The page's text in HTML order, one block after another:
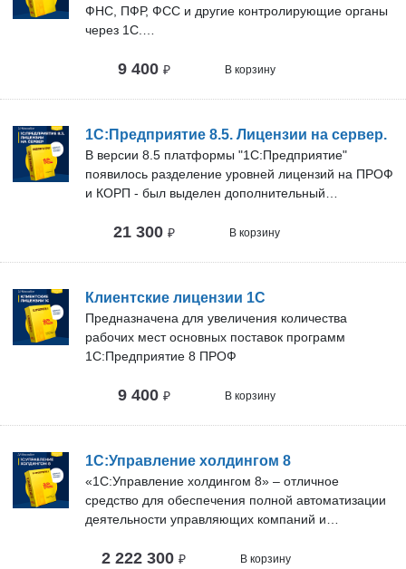
ФНС, ПФР, ФСС и другие контролирующие органы
через 1С.
необходимость проверять правильности
ВАЖНО: при наличии ИТС уровня ПРОФ 1С-
Отчетность предоставляется бесплатно.
9 400 ₽ В корзину
1С:Предприятие 8.5. Лицензии на сервер.
В версии 8.5 платформы "1С:Предприятие"
появилось разделение уровней лицензий на ПРОФ
и КОРП - был выделен дополнительный
при наличии у пользователей лицензий уровня
21 300 ₽ В корзину
Клиентские лицензии 1С
Предназначена для увеличения количества
рабочих мест основных поставок программ
1С:Предприятие 8 ПРОФ
9 400 ₽ В корзину
1С:Управление холдингом 8
«1С:Управление холдингом 8» – отличное
средство для обеспечения полной автоматизации
деятельности управляющих компаний и
Разумное время реализации в совокупности с
2 222 300 ₽ В корзину